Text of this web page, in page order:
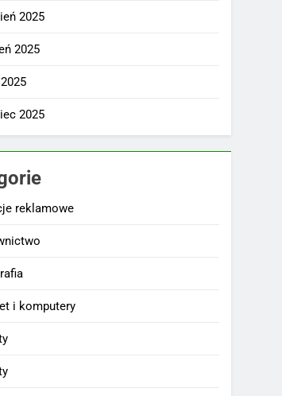
2025
2025
2025
reklamowe
i komputery